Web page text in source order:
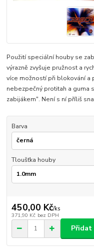
Použití speciální houby se
výrazně zvyšuje pružnost a
více možností při blokování a
nebezpečný protitah a guma
zabijákem". Není s ní příliš
Barva
Tloušťka houby
450,00 Kč/ks
371,90 Kč bez DPH
Přidat